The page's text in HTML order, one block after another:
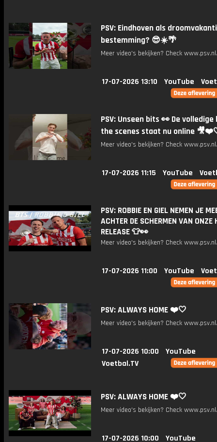
PSV: Eindhoven als
bestemming? 😎☀️🌴
Meer video's bekijken? Check
17-07-2026 13:10 YouTube
PSV: Unseen bits 👀 De volledige
the scenes staat nu online
Meer video's bekijken? Check
17-07-2026 11:15 YouTube
PSV: ROBBIE EN GIEL NEMEN JE
ACHTER DE SCHERMEN VAN ONZE
RELEASE 👕👀
Meer video's bekijken? Check
17-07-2026 11:00 YouTube
PSV: ALWAYS HOME ❤️🤍
Meer video's bekijken? Check
17-07-2026 10:00
YouTube
Voetbal.TV
PSV: ALWAYS HOME ❤️🤍
Meer video's bekijken? Check
17-07-2026 10:00
YouTube